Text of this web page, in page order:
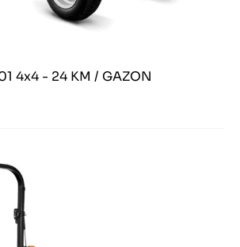
4x4 - 24 KM / GAZON